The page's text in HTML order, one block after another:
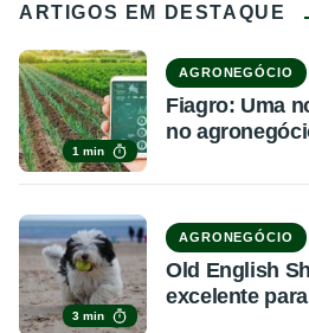
ARTIGOS EM DESTAQUE
1 min
AGRONEGÓCIO
Fiagro: Uma
no
3 min
AGRONEGÓCIO
Old English
excelente